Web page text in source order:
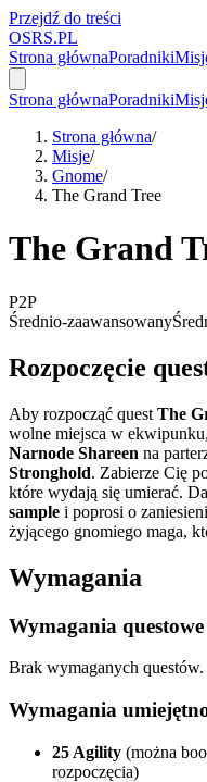
Przejdź do treści
OSRS.PL
Strona głównaPoradniki
Strona głównaPoradniki
Strona główna/
Misje/
Gnome/
The Grand Tree
The Grand
P2P
Średnio-zaawansowany
Rozpoczęcie
Aby rozpocząć quest The
wolne miejsca w
Narnode Shareen na
Stronghold. Zabierze Cię
które wydają się umierać.
sample i poprosi o
żyjącego gnomiego maga,
Wymagania
Wymagania questowe
Brak wymaganych questów.
Wymagania
25 Agility (można
rozpoczęcia)